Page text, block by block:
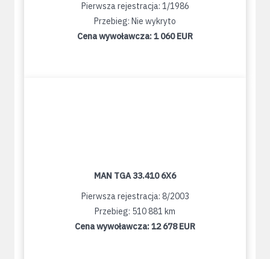
Pierwsza rejestracja: 1/1986
Przebieg: Nie wykryto
Cena wywoławcza:1 060 EUR
MAN TGA 33.410 6X6
Pierwsza rejestracja: 8/2003
Przebieg: 510 881 km
Cena wywoławcza:12 678 EUR